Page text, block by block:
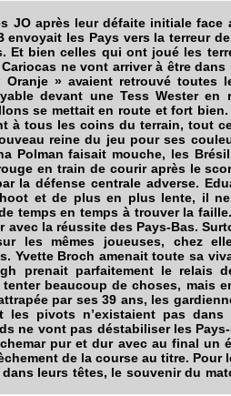
JO après leur défaite initiale face
envoyait les Pays vers la terreur
Et bien celles qui ont joué les
ne vont arriver à être dans
Oranje » avaient retrouvé toutes
devant une Tess Wester
se mettait en route et fort
à tous les coins du terrain, tout
reine du jeu pour ses
Polman faisait mouche, les
en train de courir après le
la défense centrale adverse.
et de plus en plus lente, il
temps en temps à trouver la
avec la réussite des Pays-Bas.
les mêmes joueuses, chez
Yvette Broch amenait toute sa
prenait parfaitement le relais
beaucoup de choses, mais
par ses 39 ans, les
pivots n’existaient pas dans
ne vont pas déstabiliser les
pur et dur avec au final un
de la course au titre. Pour
leurs têtes, le souvenir du